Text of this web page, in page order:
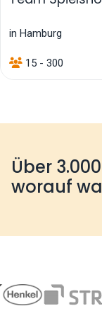
in Hamburg
15 - 300
Über
worauf